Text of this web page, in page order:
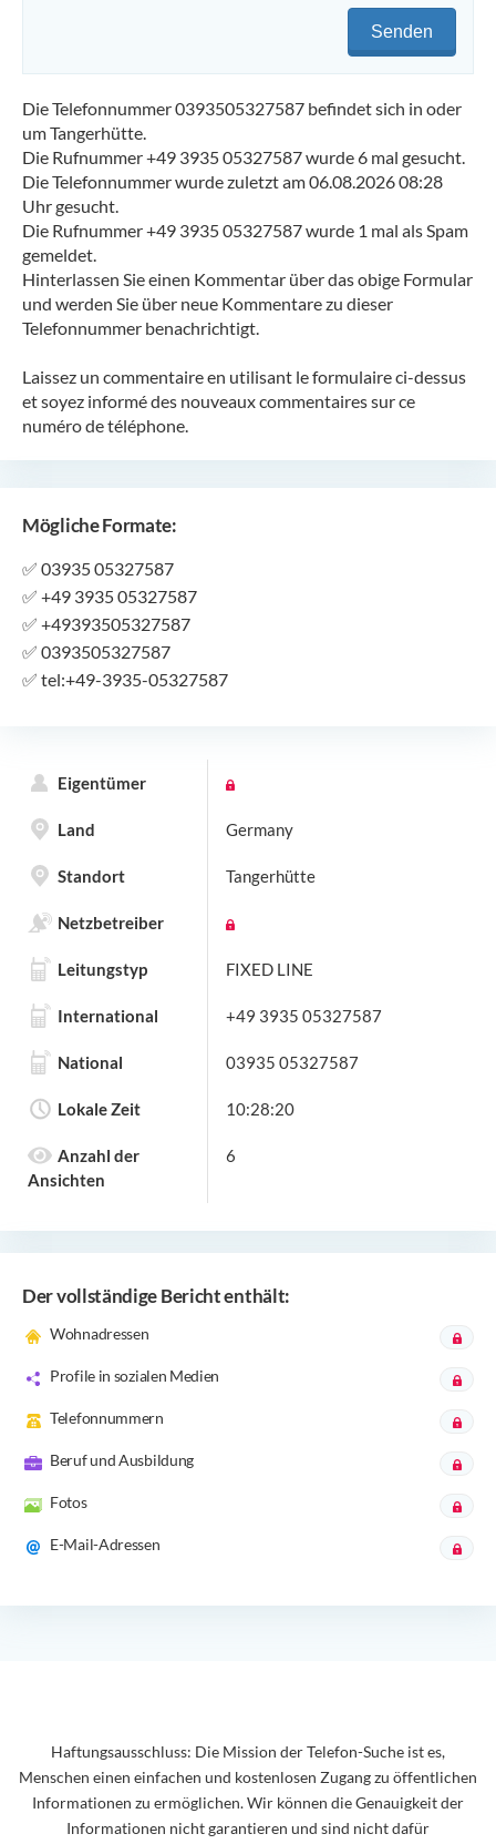
Senden
Die Telefonnummer 0393505327587 befindet sich in oder
um Tangerhütte.
Die Rufnummer +49 3935 05327587 wurde 6 mal gesucht.
Die Telefonnummer wurde zuletzt am 06.08.2026 08:28
Uhr gesucht.
Die Rufnummer +49 3935 05327587 wurde 1 mal als Spam
gemeldet.
Hinterlassen Sie einen Kommentar über das obige Formular
und werden Sie über neue Kommentare zu dieser
Telefonnummer benachrichtigt.
Laissez un commentaire en utilisant le formulaire ci-dessus
et soyez informé des nouveaux commentaires sur ce
numéro de téléphone.
Mögliche Formate:
✅ 03935 05327587
✅ +49 3935 05327587
✅ +49393505327587
✅ 0393505327587
✅ tel:+49-3935-05327587
Eigentümer
Land Germany
Standort Tangerhütte
Netzbetreiber
Leitungstyp FIXED LINE
International +49 3935 05327587
National 03935 05327587
Lokale Zeit 10:28:20
Anzahl der
Ansichten
6
Der vollständige Bericht enthält:
Wohnadressen
Profile in sozialen Medien
Telefonnummern
Beruf und Ausbildung
Fotos
E-Mail-Adressen
Haftungsausschluss: Die Mission der Telefon-Suche ist es,
Menschen einen einfachen und kostenlosen Zugang zu öffentlichen
Informationen zu ermöglichen. Wir können die Genauigkeit der
Informationen nicht garantieren und sind nicht dafür